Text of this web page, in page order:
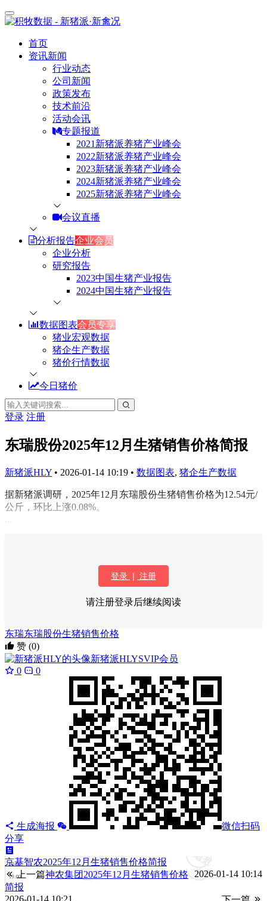
首页
资讯新闻
行业动态
公司新闻
政策发布
技术前沿
活动会讯
专题报道
2021新猪派养猪产业峰会
2022新猪派养猪产业峰会
2023新猪派养猪产业峰会
2024新猪派养猪产业峰会
2025新猪派养猪产业峰会
会议直播
分析报告企业会员
企业分析
研究报告
2023中国生猪产业报告
2024中国生猪产业报告
数据图表会员专享
猪业宏观数据
猪企生产数据
猪价行情数据
今日猪价
登录 注册
东瑞股份2025年12月生猪销售价格简报
新猪派HLY • 2026-01-14 10:19 • 数据图表, 猪企生产数据
据新猪派调研，2025年12月东瑞股份生猪销售价格为12.54元/
公斤，环比上涨0.08%。
登录 | 注册
请注册登录后继续阅读
东瑞东瑞股份生猪销售价格
赞 (0)
新猪派HLYSVIP会员
0
0
生成海报
微信扫码
分享
京基智农2025年12月生猪销售价格简报
上一篇
2026-01-14 10:14
神农集团2025年12月生猪销售价格
简报
2026-01-14 10:21